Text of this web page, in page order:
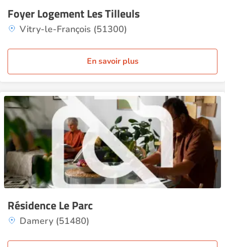
Foyer Logement Les Tilleuls
Vitry-le-François (51300)
En savoir plus
Résidence Le Parc
Damery (51480)